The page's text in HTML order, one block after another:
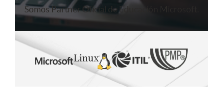
Somos Partner Oficial de Educación Microsoft.